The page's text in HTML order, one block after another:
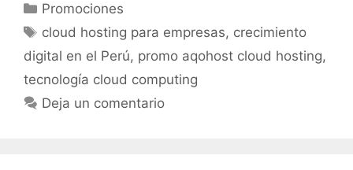
Promociones
cloud hosting para empresas, crecimiento
digital en el Perú, promo aqohost cloud hosting,
tecnología cloud computing
Deja un comentario